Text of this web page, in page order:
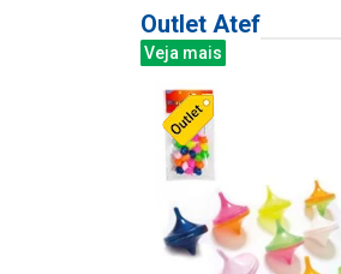
Outlet Atef
Veja mais